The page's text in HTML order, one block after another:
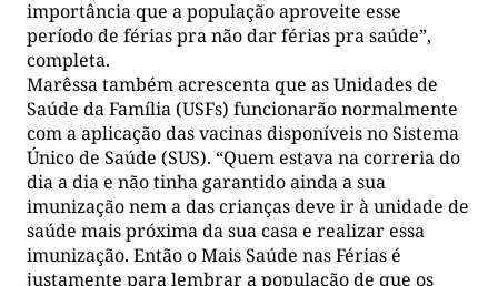
importância que a população aproveite esse
período de férias pra não dar férias pra saúde”,
completa.
Marêssa também acrescenta que as Unidades de
Saúde da Família (USFs) funcionarão normalmente
com a aplicação das vacinas disponíveis no Sistema
Único de Saúde (SUS). “Quem estava na correria do
dia a dia e não tinha garantido ainda a sua
imunização nem a das crianças deve ir à unidade de
saúde mais próxima da sua casa e realizar essa
imunização. Então o Mais Saúde nas Férias é
justamente para lembrar a população de que os